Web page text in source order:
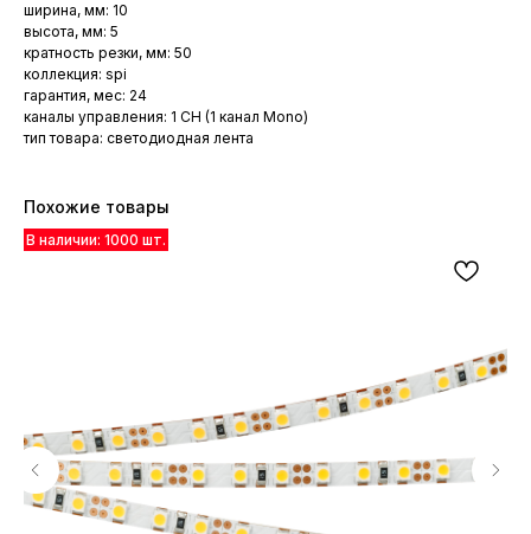
ширина, мм: 10
высота, мм: 5
кратность резки, мм: 50
коллекция: spi
гарантия, мес: 24
каналы управления: 1 CH (1 канал Mono)
тип товара: светодиодная лента
Похожие товары